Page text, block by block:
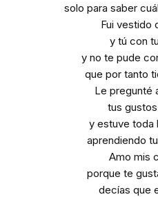
solo para saber
Fui vestido
y tú con
y no te pude
que por tanto
Le pregunté
tus
y estuve toda
aprendiendo
Amo mis
porque te
decías que